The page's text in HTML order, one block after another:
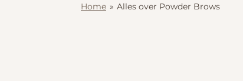
Home » Alles over Powder Brows